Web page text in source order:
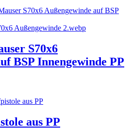
S70x6
BSP Innengewinde PP
aus PP